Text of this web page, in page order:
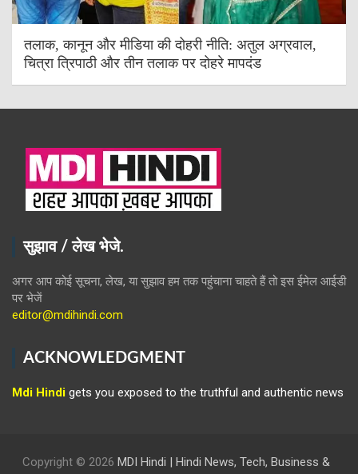
तलाक, कानून और मीडिया की दोहरी नीति: अतुल अग्रवाल,
चित्रा त्रिपाठी और तीन तलाक पर दोहरे मापदंड
सुझाव / लेख भेजे.
अगर आप कोई सूचना, लेख, या सुझाव हम तक पहुंचाना चाहते हैं तो इस ईमेल आईडी
पर भेजें
editor@mdihindi.com
ACKNOWLEDGMENT
Mdi Hindi gets you exposed to the truthful and authentic news
Copyright © 2026 MDI Hindi | Hindi News, Tech, Business &